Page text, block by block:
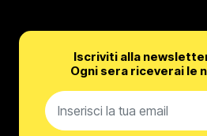
Iscriviti alla
Ogni sera riceverai le